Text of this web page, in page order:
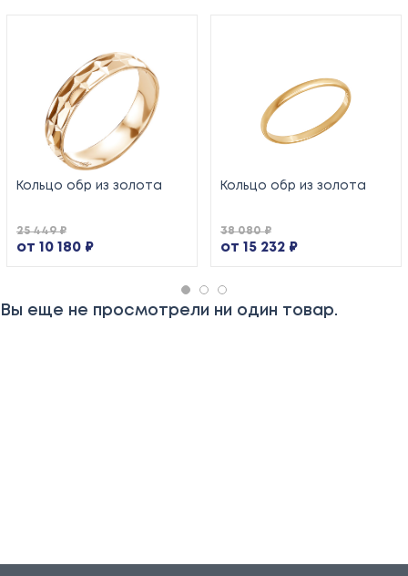
Кольцо обр из золота
от 10 180 ₽
25 449 ₽
Кольцо обр из золота
от 15 232 ₽
38 080 ₽
Вы еще не просмотрели ни один товар.